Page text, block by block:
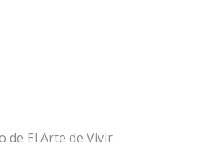
de El Arte de Vivir